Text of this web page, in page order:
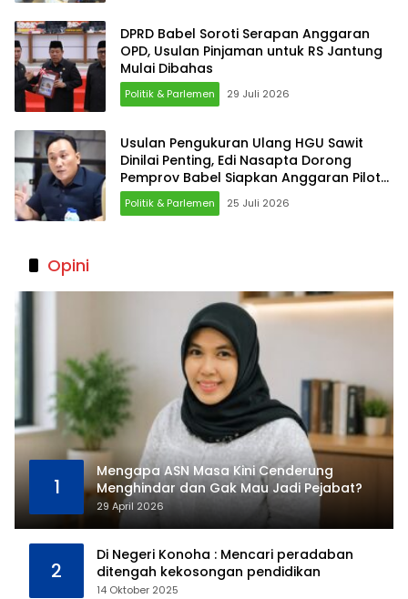
DPRD Babel Soroti Serapan Anggaran
OPD, Usulan Pinjaman untuk RS Jantung
Mulai Dibahas
Politik & Parlemen 29 Juli 2026
Usulan Pengukuran Ulang HGU Sawit
Dinilai Penting, Edi Nasapta Dorong
Pemprov Babel Siapkan Anggaran Pilot
Project
Politik & Parlemen 25 Juli 2026
Opini
1
Mengapa ASN Masa Kini Cenderung
Menghindar dan Gak Mau Jadi Pejabat?
29 April 2026
2
Di Negeri Konoha : Mencari peradaban
ditengah kekosongan pendidikan
14 Oktober 2025